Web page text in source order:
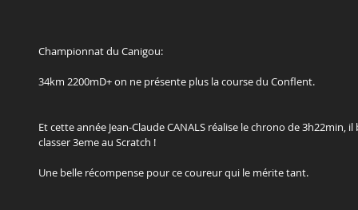
Championnat du Canigou:
34km 2200mD+ on ne présente plus la course du Conflent.
Et cette année Jean-Claude CANALS réalise le chrono de
classer 3eme au Scratch !
Une belle récompense pour ce coureur qui le mérite tant.